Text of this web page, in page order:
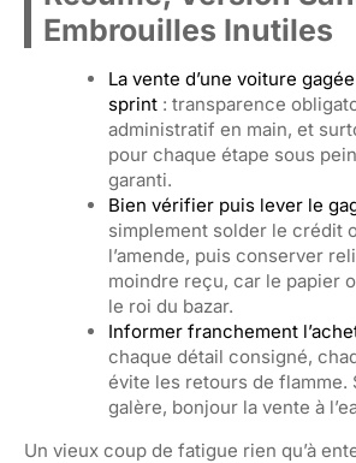
Embrouilles Inutiles
La vente d’une voiture
sprint : transparence
administratif en main, et
pour chaque étape sous
garanti.
Bien vérifier puis lever le
simplement solder le crédit
l’amende, puis conserver
moindre reçu, car le papier
le roi du bazar.
Informer franchement
chaque détail consigné,
évite les retours de flamme.
galère, bonjour la vente à
Un vieux coup de fatigue rien qu’à